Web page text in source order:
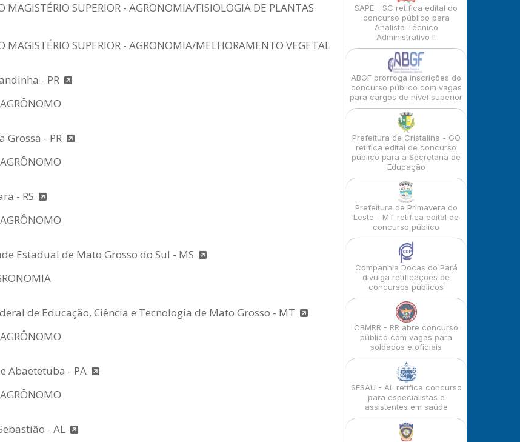
MAGISTÉRIO SUPERIOR - AGRONOMIA/FISIOLOGIA DE PLANTAS
MAGISTÉRIO SUPERIOR - AGRONOMIA/MELHORAMENTO VEGETAL
- PR
Grossa - PR
- RS
Estadual de Mato Grosso do Sul - MS
de Educação, Ciência e Tecnologia de Mato Grosso - MT
Abaetetuba - PA
- AL
SAPE - SC retifica edital do
concurso público para
Analista Técnico
Administrativo II
ABGF prorroga inscrições do
concurso público com vagas
para cargos de nível superior
Prefeitura de Cristalina - GO
retifica edital de concurso
público para a Secretaria de
Educação
Prefeitura de Primavera do
Leste - MT retifica edital de
concurso público
Companhia Docas do Pará
divulga retificações de
concursos públicos
CBMRR - RR abre concurso
público com vagas para
soldados e oficiais
SESAU - AL retifica concurso
para especialistas e
assistentes em saúde